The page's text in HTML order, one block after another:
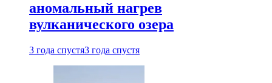
аномальный нагрев
вулканического озера
3 года спустя3 года спустя